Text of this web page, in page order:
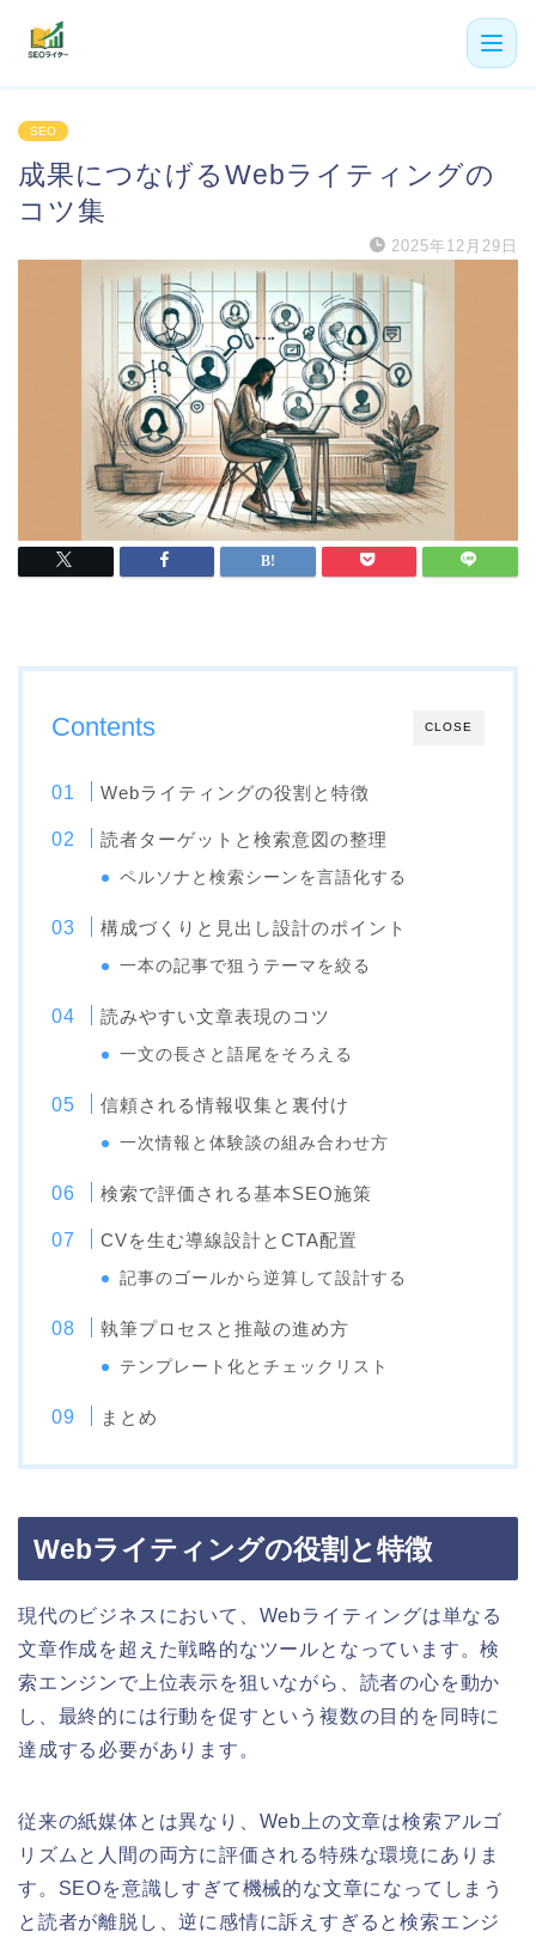
機能
利用者の声
よくある質問
お役立ち記事
SEO
成果につなげるWebライティングの
コツ集
2025年12月29日
CLOSE
Contents
Webライティングの役割と特徴
読者ターゲットと検索意図の整理
ペルソナと検索シーンを言語化する
構成づくりと見出し設計のポイント
一本の記事で狙うテーマを絞る
読みやすい文章表現のコツ
一文の長さと語尾をそろえる
信頼される情報収集と裏付け
一次情報と体験談の組み合わせ方
検索で評価される基本SEO施策
CVを生む導線設計とCTA配置
記事のゴールから逆算して設計する
執筆プロセスと推敲の進め方
テンプレート化とチェックリスト
まとめ
Webライティングの役割と特徴
現代のビジネスにおいて、Webライティングは単なる
文章作成を超えた戦略的なツールとなっています。検
索エンジンで上位表示を狙いながら、読者の心を動か
し、最終的には行動を促すという複数の目的を同時に
達成する必要があります。
従来の紙媒体とは異なり、Web上の文章は検索アルゴ
リズムと人間の両方に評価される特殊な環境にありま
す。SEOを意識しすぎて機械的な文章になってしまう
と読者が離脱し、逆に感情に訴えすぎると検索エンジ